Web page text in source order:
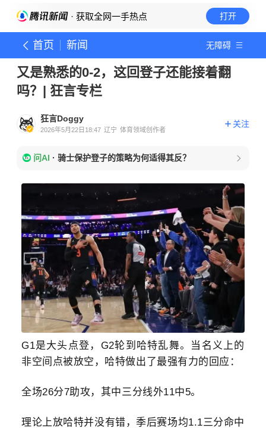
· 获取全网一手热点 打开
首页 新闻 无障碍
又是熟悉的0-2，这回登子还能接着翻
吗？| 狂言专栏
狂言Doggy
2026年5月22日18:47 辽宁 体育领域创作者
关注
问AI · 骑士保护登子的策略为何适得其反？
G1是大头点登，G2轮到哈特乱舞。当名义上的
非空间点被放空，哈特做出了最强有力的回应：
全场26分7助攻，其中三分线外11中5。
理论上放哈特并没有错，季后赛场均1.1三分命中